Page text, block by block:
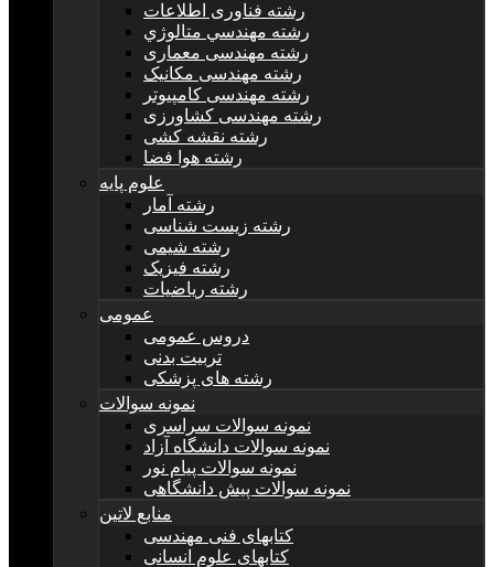
رشته فناوری اطلاعات
رشته مهندسي متالوژي
رشته مهندسی معماری
رشته مهندسی مکانیک
رشته مهندسی کامپیوتر
رشته مهندسی کشاورزی
رشته نقشه کشی
رشته هوا فضا
علوم پایه
رشته آمار
رشته زیست شناسی
رشته شیمی
رشته فیزیک
رشته ریاضیات
عمومی
دروس عمومی
تربیت بدنی
رشته های پزشکی
نمونه سوالات
نمونه سوالات سراسری
نمونه سوالات دانشگاه آزاد
نمونه سوالات پیام نور
نمونه سوالات پیش دانشگاهی
منابع لاتین
کتابهای فنی مهندسی
کتابهای علوم انسانی